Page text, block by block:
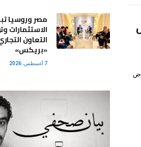
مصر وروسيا
الاستثمارات
التعاون
«بريكس»
7 أغسطس، 2026